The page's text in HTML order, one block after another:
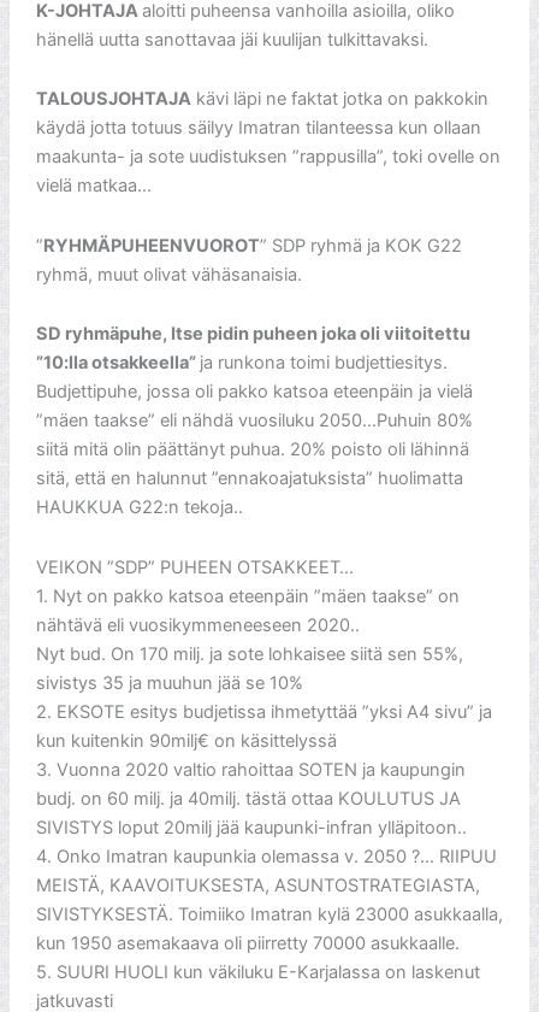
K-JOHTAJA aloitti puheensa vanhoilla asioilla, oliko
hänellä uutta sanottavaa jäi kuulijan tulkittavaksi.
TALOUSJOHTAJAkävi läpi ne faktat jotka on pakkokin
käydä jotta totuus säilyy Imatran tilanteessa kun ollaan
maakunta- ja sote uudistuksen ”rappusilla”, toki ovelle on
vielä matkaa…
”RYHMÄPUHEENVUOROT” SDP ryhmä ja KOK G22
ryhmä, muut olivat vähäsanaisia.
SD ryhmäpuhe, Itse pidin puheen joka oli viitoitettu
”10:lla otsakkeella” ja runkona toimi budjettiesitys.
Budjettipuhe, jossa oli pakko katsoa eteenpäin ja vielä
”mäen taakse” eli nähdä vuosiluku 2050…Puhuin 80%
siitä mitä olin päättänyt puhua. 20% poisto oli lähinnä
sitä, että en halunnut ”ennakoajatuksista” huolimatta
HAUKKUA G22:n tekoja..
VEIKON ”SDP” PUHEEN OTSAKKEET…
1. Nyt on pakko katsoa eteenpäin ”mäen taakse” on
nähtävä eli vuosikymmeneeseen 2020..
Nyt bud. On 170 milj. ja sote lohkaisee siitä sen 55%,
sivistys 35 ja muuhun jää se 10%
2. EKSOTE esitys budjetissa ihmetyttää ”yksi A4 sivu” ja
kun kuitenkin 90milj€ on käsittelyssä
3. Vuonna 2020 valtio rahoittaa SOTEN ja kaupungin
budj. on 60 milj. ja 40milj. tästä ottaa KOULUTUS JA
SIVISTYS loput 20milj jää kaupunki-infran ylläpitoon..
4. Onko Imatran kaupunkia olemassa v. 2050 ?… RIIPUU
MEISTÄ, KAAVOITUKSESTA, ASUNTOSTRATEGIASTA,
SIVISTYKSESTÄ. Toimiiko Imatran kylä 23000 asukkaalla,
kun 1950 asemakaava oli piirretty 70000 asukkaalle.
5. SUURI HUOLI kun väkiluku E-Karjalassa on laskenut
jatkuvasti